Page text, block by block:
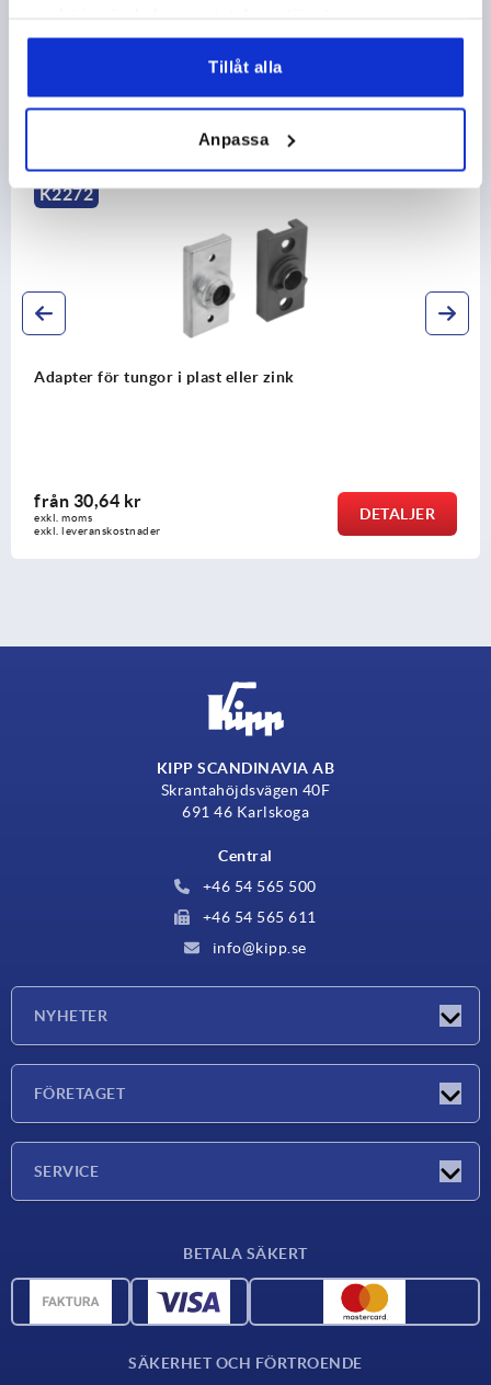
Tillåt alla
Anpassa
Andra kunder köpte även
zink
K2276
från
exkl. moms
exkl. leveranskostnader
KIPP SCANDINAVIA AB
Skrantahöjdsvägen 40F
691 46 Karlskoga
Central
+46 54 565 500
+46 54 565 611
info@kipp.se
NYHETER
FÖRETAGET
SERVICE
CAD-data
BETALA SÄKERT
SÄKERHET OCH FÖRTROENDE